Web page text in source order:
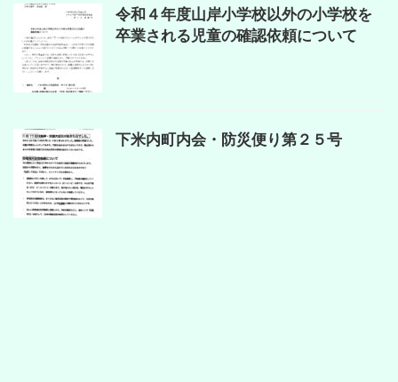
令和４年度山岸小学校以外の小学校を
卒業される児童の確認依頼について
下米内町内会・防災便り第２５号